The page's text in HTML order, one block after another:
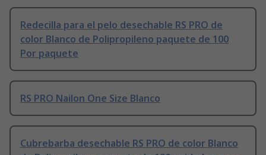
Redecilla para el pelo desechable RS PRO de
color Blanco de Polipropileno paquete de 100
Por paquete
RS PRO Nailon One Size Blanco
Cubrebarba desechable RS PRO de color Blanco